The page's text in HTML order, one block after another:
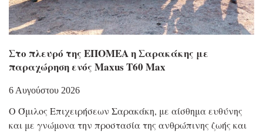
Στο πλευρό της ΕΠΟΜΕΑ η Σαρακάκης με
παραχώρηση ενός Maxus T60 Max
6 Αυγούστου 2026
Ο Όμιλος Επιχειρήσεων Σαρακάκη, με αίσθημα ευθύνης
και με γνώμονα την προστασία της ανθρώπινης ζωής και